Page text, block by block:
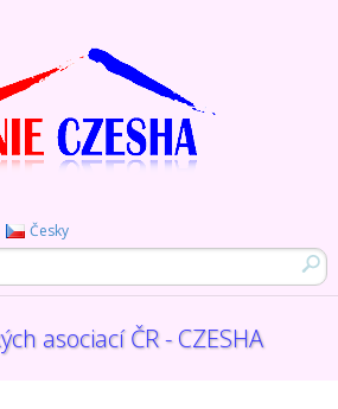
Česky
asociací ČR - CZESHA